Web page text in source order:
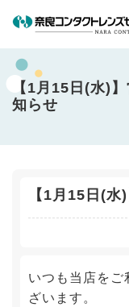
【1月15日(水)
知らせ
【1月15日(
いつも当店をご
ざいます。